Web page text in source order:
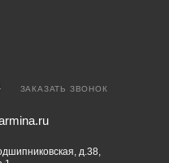
ЗАКАЗАТЬ ЗВОНОК
д.38,